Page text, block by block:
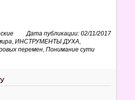
Дата публикации: 02/11/2017
,ИНСТРУМЕНТЫ ДУХА
перемен ,Понимание сути